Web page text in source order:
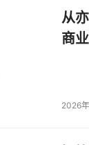
从
商
2026